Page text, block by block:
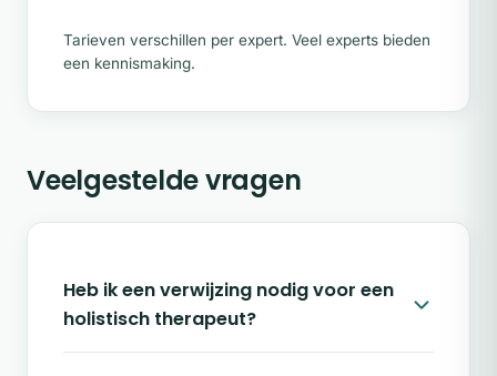
Tarieven verschillen per expert. Veel experts bieden
een kennismaking.
Veelgestelde vragen
Heb ik een verwijzing nodig voor een
holistisch therapeut?